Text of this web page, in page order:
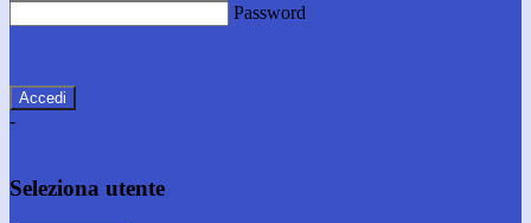
Password
-
Seleziona utente